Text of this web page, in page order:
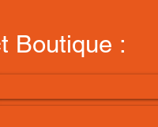
Boutique :